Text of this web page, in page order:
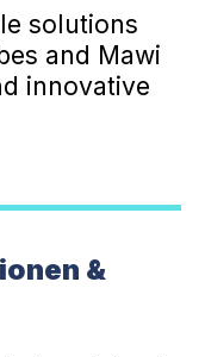
solutions
and Mawi
innovative
&